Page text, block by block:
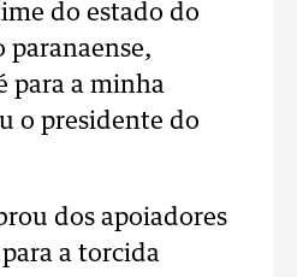
do estado do
paranaense,
para a minha
o presidente do
dos apoiadores
a torcida